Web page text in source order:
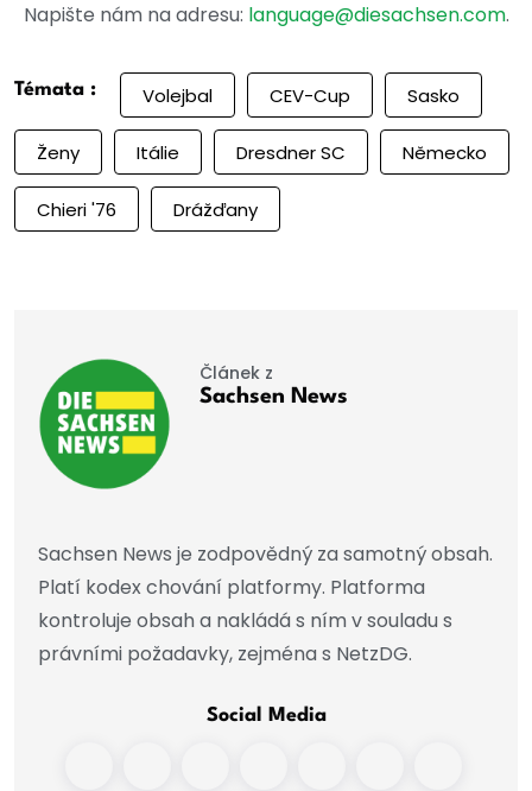
Napište nám na adresu: language@diesachsen.com.
Témata : Volejbal CEV-Cup Sasko
Ženy Itálie Dresdner SC Německo
Chieri '76 Drážďany
Článek z
Sachsen News
Sachsen News je zodpovědný za samotný obsah.
Platí kodex chování platformy. Platforma
kontroluje obsah a nakládá s ním v souladu s
právními požadavky, zejména s NetzDG.
Social Media